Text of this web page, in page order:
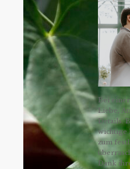
Bei
Liebe,
Details.
wichtige
zum
Dank